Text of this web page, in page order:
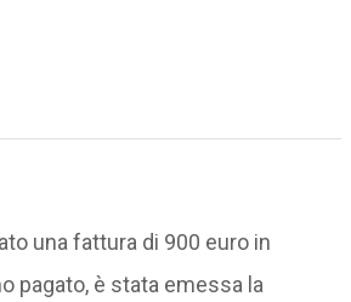
una fattura di 900 euro in
pagato, è stata emessa la